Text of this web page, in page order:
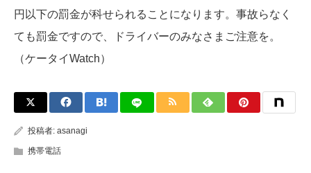
円以下の罰金が科せられることになります。事故らなく
ても罰金ですので、ドライバーのみなさまご注意を。
（ケータイWatch）
投稿者: asanagi
携帯電話